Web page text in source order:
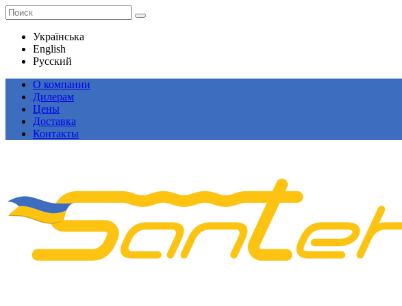
Українська
English
Русский
О компании
Дилерам
Цены
Доставка
Контакты